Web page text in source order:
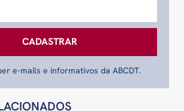
e-mails e informativos da ABCDT.
CADASTRAR